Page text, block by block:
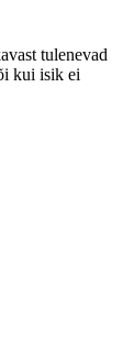
tulenevad
kui isik ei